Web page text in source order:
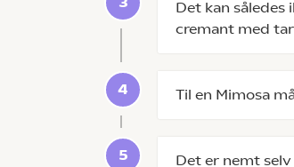
Det kan
cremant med
Til en Mimosa
Det er nemt